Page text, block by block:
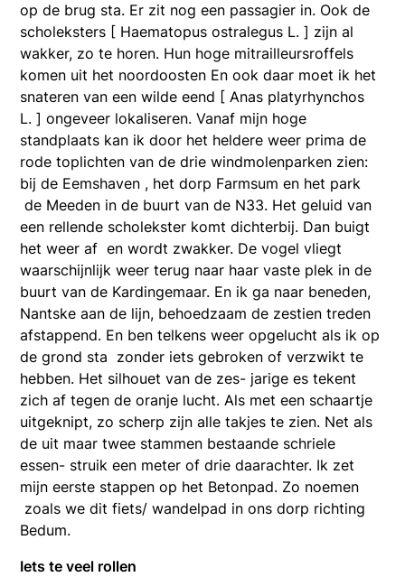
op de brug sta. Er zit nog een passagier in. Ook de
scholeksters [ Haematopus ostralegus L. ] zijn al
wakker, zo te horen. Hun hoge mitrailleursroffels
komen uit het noordoosten En ook daar moet ik het
snateren van een wilde eend [ Anas platyrhynchos
L. ] ongeveer lokaliseren. Vanaf mijn hoge
standplaats kan ik door het heldere weer prima de
rode toplichten van de drie windmolenparken zien:
bij de Eemshaven , het dorp Farmsum en het park
de Meeden in de buurt van de N33. Het geluid van
een rellende scholekster komt dichterbij. Dan buigt
het weer af en wordt zwakker. De vogel vliegt
waarschijnlijk weer terug naar haar vaste plek in de
buurt van de Kardingemaar. En ik ga naar beneden,
Nantske aan de lijn, behoedzaam de zestien treden
afstappend. En ben telkens weer opgelucht als ik op
de grond sta zonder iets gebroken of verzwikt te
hebben. Het silhouet van de zes- jarige es tekent
zich af tegen de oranje lucht. Als met een schaartje
uitgeknipt, zo scherp zijn alle takjes te zien. Net als
de uit maar twee stammen bestaande schriele
essen- struik een meter of drie daarachter. Ik zet
mijn eerste stappen op het Betonpad. Zo noemen
zoals we dit fiets/ wandelpad in ons dorp richting
Bedum.
Iets te veel rollen